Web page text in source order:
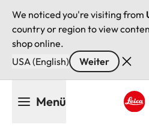
We noticed you're visiting from
country or region to view
shop online.
USA (English)
Weiter
Menü